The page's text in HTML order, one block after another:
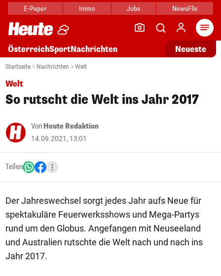
E-Paper Immo Jobs NewsFlix
ÖsterreichSportNachrichten Neueste
Startseite Nachrichten Welt
Welt
So rutscht die Welt ins Jahr 2017
Von Heute Redaktion
14.09.2021, 13:01
Teilen
Der Jahreswechsel sorgt jedes Jahr aufs Neue für
spektakuläre Feuerwerksshows und Mega-Partys
rund um den Globus. Angefangen mit Neuseeland
und Australien rutschte die Welt nach und nach ins
Jahr 2017.